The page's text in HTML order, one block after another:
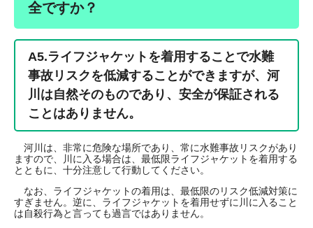
全ですか？
A5.ライフジャケットを着用することで水難
事故リスクを低減することができますが、河
川は自然そのものであり、安全が保証される
ことはありません。
河川は、非常に危険な場所であり、常に水難事故リスクがあり
ますので、川に入る場合は、最低限ライフジャケットを着用する
とともに、十分注意して行動してください。
なお、ライフジャケットの着用は、最低限のリスク低減対策に
すぎません。逆に、ライフジャケットを着用せずに川に入ること
は自殺行為と言っても過言ではありません。